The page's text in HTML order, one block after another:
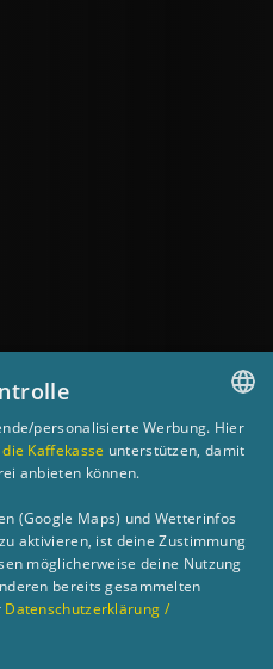
GERMAN
personalisierte Werbung. Hier
Kaffekasse unterstützen, damit
anbieten können.
(Google Maps) und Wetterinfos
aktivieren, ist deine Zustimmung
möglicherweise deine Nutzung
bereits gesammelten
Datenschutzerklärung /